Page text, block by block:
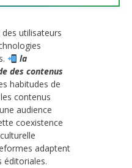
utilisateurs
la
des contenus
habitudes de
contenus
audience
coexistence
adaptent
éditoriales.